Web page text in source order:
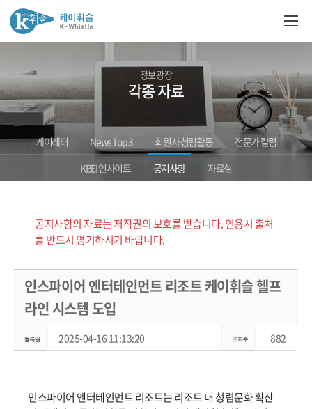
정보광장
각종 자료
케이레터 News Top 3 회원사 청렴활동
전문가 칼럼
KBEI 인사이트
공지사항 자료실
공지사항의 자료는 저작권의 보호를 받습니다. 인용시 출처
를 반드시 명기하시기 바랍니다.
인스파이어 엔터테인먼트 리조트 케이휘슬 헬프
라인 시스템 도입
2025-04-16 11:13:20 882
인스파이어 엔터테인먼트 리조트는 리조트 내 청렴문화 확산